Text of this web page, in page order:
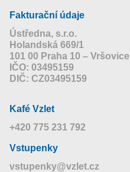
Fakturační údaje
Ústředna, s.r.o.
Holandská 669/1
101 00 Praha 10 – Vršovice
IČO: 03495159
DIČ: CZ03495159
Kafé Vzlet
+420 775 231 792
Vstupenky
vstupenky@vzlet.cz